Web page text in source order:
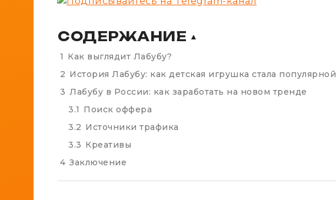
СОДЕРЖАНИЕ ▲
1 Как выглядит Лабубу?
2 История Лабубу: как детская игрушка стала популярной
3 Лабубу в России: как заработать на новом тренде
3.1 Поиск оффера
3.2 Источники трафика
3.3 Креативы
4 Заключение